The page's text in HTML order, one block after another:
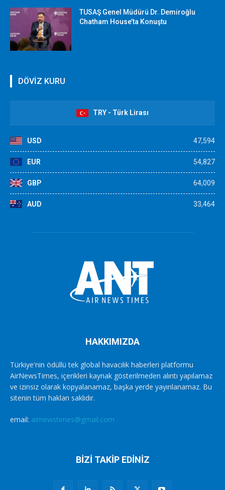
TUSAŞ Genel Müdürü Dr. Demiroğlu
Chatham House’ta Konuştu
DÖVİZ KURU
TRY - Türk Lirası
USD 47,594
EUR 54,827
GBP 64,009
AUD 33,464
HAKKIMIZDA
Türkiye'nin ödüllü tek global havacılık haberleri platformu
AirNewsTimes, içerikleri kaynak gösterilmeden alıntı yapılamaz
ve izinsiz olarak kopyalanamaz, başka yerde yayınlanamaz. Bu
sitenin tüm hakları saklıdır.
email: airnewstimes@gmail.com
BİZİ TAKİP EDİNİZ